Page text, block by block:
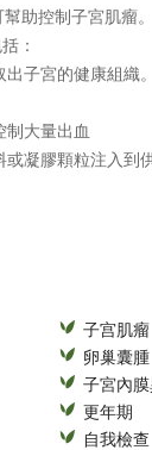
助控制子宮肌瘤。
：
子宮的健康組織。
大量出血
或凝膠顆粒注入
子宫肌瘤
卵巢囊腫
子宮內
更年期
自我檢查